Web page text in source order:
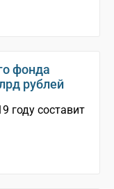
фонда
рублей
году составит